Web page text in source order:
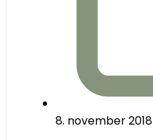
8. november 2018